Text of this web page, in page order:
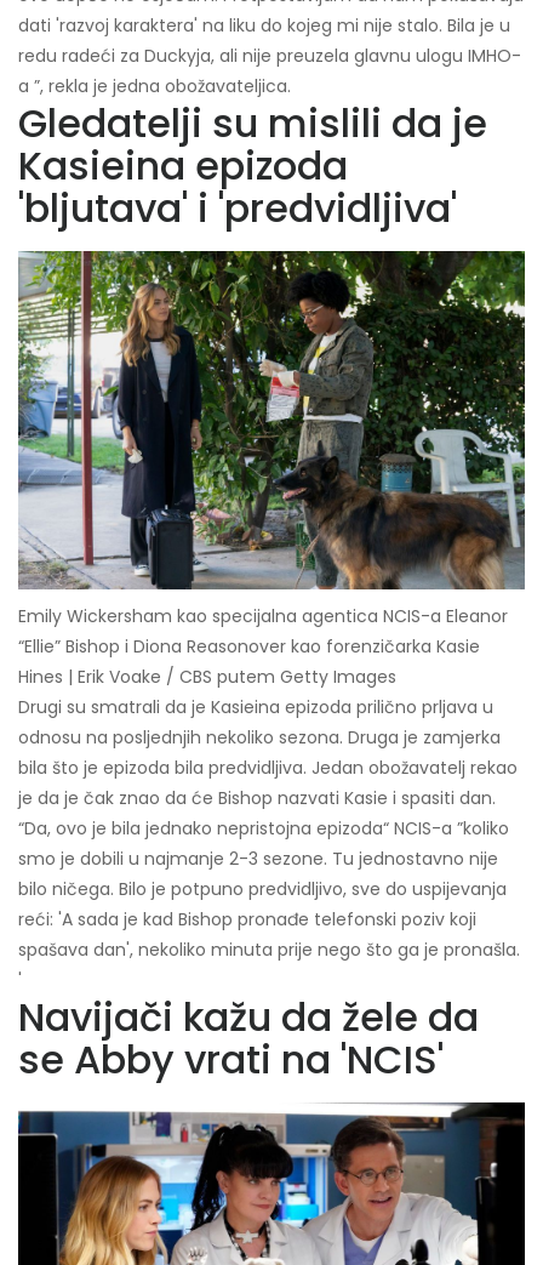
dati 'razvoj karaktera' na liku do kojeg mi nije stalo. Bila je u
redu radeći za Duckyja, ali nije preuzela glavnu ulogu IMHO-
a ”, rekla je jedna obožavateljica.
Gledatelji su mislili da je
Kasieina epizoda
'bljutava' i 'predvidljiva'
Emily Wickersham kao specijalna agentica NCIS-a Eleanor
“Ellie” Bishop i Diona Reasonover kao forenzičarka Kasie
Hines | Erik Voake / CBS putem Getty Images
Drugi su smatrali da je Kasieina epizoda prilično prljava u
odnosu na posljednjih nekoliko sezona. Druga je zamjerka
bila što je epizoda bila predvidljiva. Jedan obožavatelj rekao
je da je čak znao da će Bishop nazvati Kasie i spasiti dan.
“Da, ovo je bila jednako nepristojna epizoda“ NCIS-a ”koliko
smo je dobili u najmanje 2-3 sezone. Tu jednostavno nije
bilo ničega. Bilo je potpuno predvidljivo, sve do uspijevanja
reći: 'A sada je kad Bishop pronađe telefonski poziv koji
spašava dan', nekoliko minuta prije nego što ga je pronašla.
'
Navijači kažu da žele da
se Abby vrati na 'NCIS'